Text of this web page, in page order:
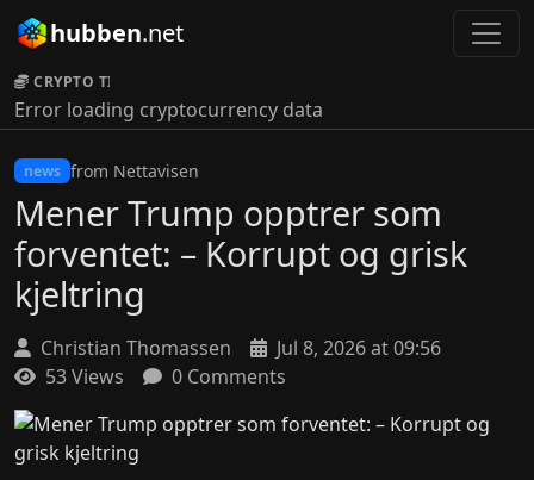
hubben.net
CRYPTO TICKER:
Error loading cryptocurrency data
news from Nettavisen
Mener Trump opptrer som
forventet: – Korrupt og grisk
kjeltring
Christian Thomassen
Jul 8, 2026 at 09:56
53 Views
0 Comments